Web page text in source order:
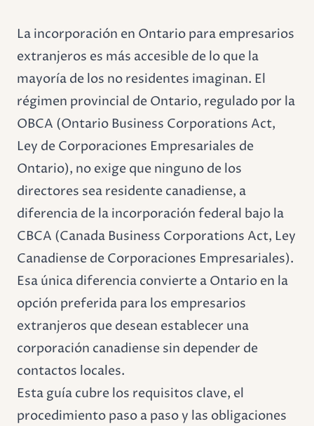
La incorporación en Ontario para empresarios
extranjeros es más accesible de lo que la
mayoría de los no residentes imaginan. El
régimen provincial de Ontario, regulado por la
OBCA (Ontario Business Corporations Act,
Ley de Corporaciones Empresariales de
Ontario), no exige que ninguno de los
directores sea residente canadiense, a
diferencia de la incorporación federal bajo la
CBCA (Canada Business Corporations Act, Ley
Canadiense de Corporaciones Empresariales).
Esa única diferencia convierte a Ontario en la
opción preferida para los empresarios
extranjeros que desean establecer una
corporación canadiense sin depender de
contactos locales.
Esta guía cubre los requisitos clave, el
procedimiento paso a paso y las obligaciones